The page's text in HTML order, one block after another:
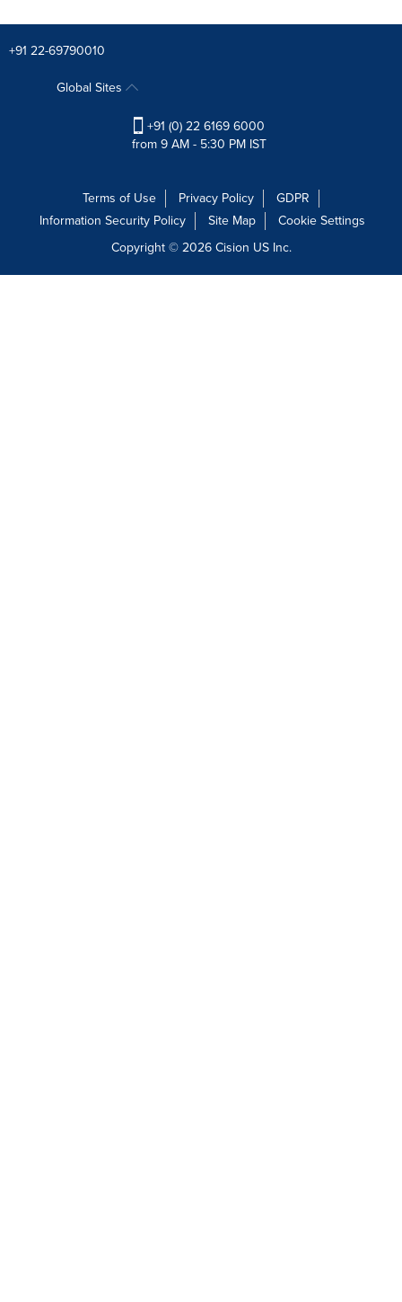
+91 22-69790010
Global Sites
+91 (0) 22 6169 6000
from 9 AM - 5:30 PM IST
Terms of Use Privacy Policy
GDPR
Information Security Policy
Site Map
Cookie Settings
Copyright © 2026Cision US Inc.